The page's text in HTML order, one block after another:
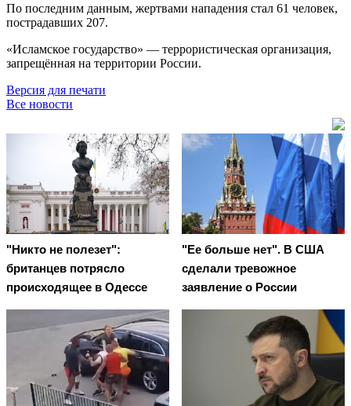
По последним данным, жертвами нападения стал 61 человек,
пострадавших 207.
«Исламское государство» — террористическая организация,
запрещённая на территории России.
Версия для печати
Все новости
"Никто не полезет":
британцев потрясло
происходящее в Одессе
"Ее больше нет". В США
сделали тревожное
заявление о России